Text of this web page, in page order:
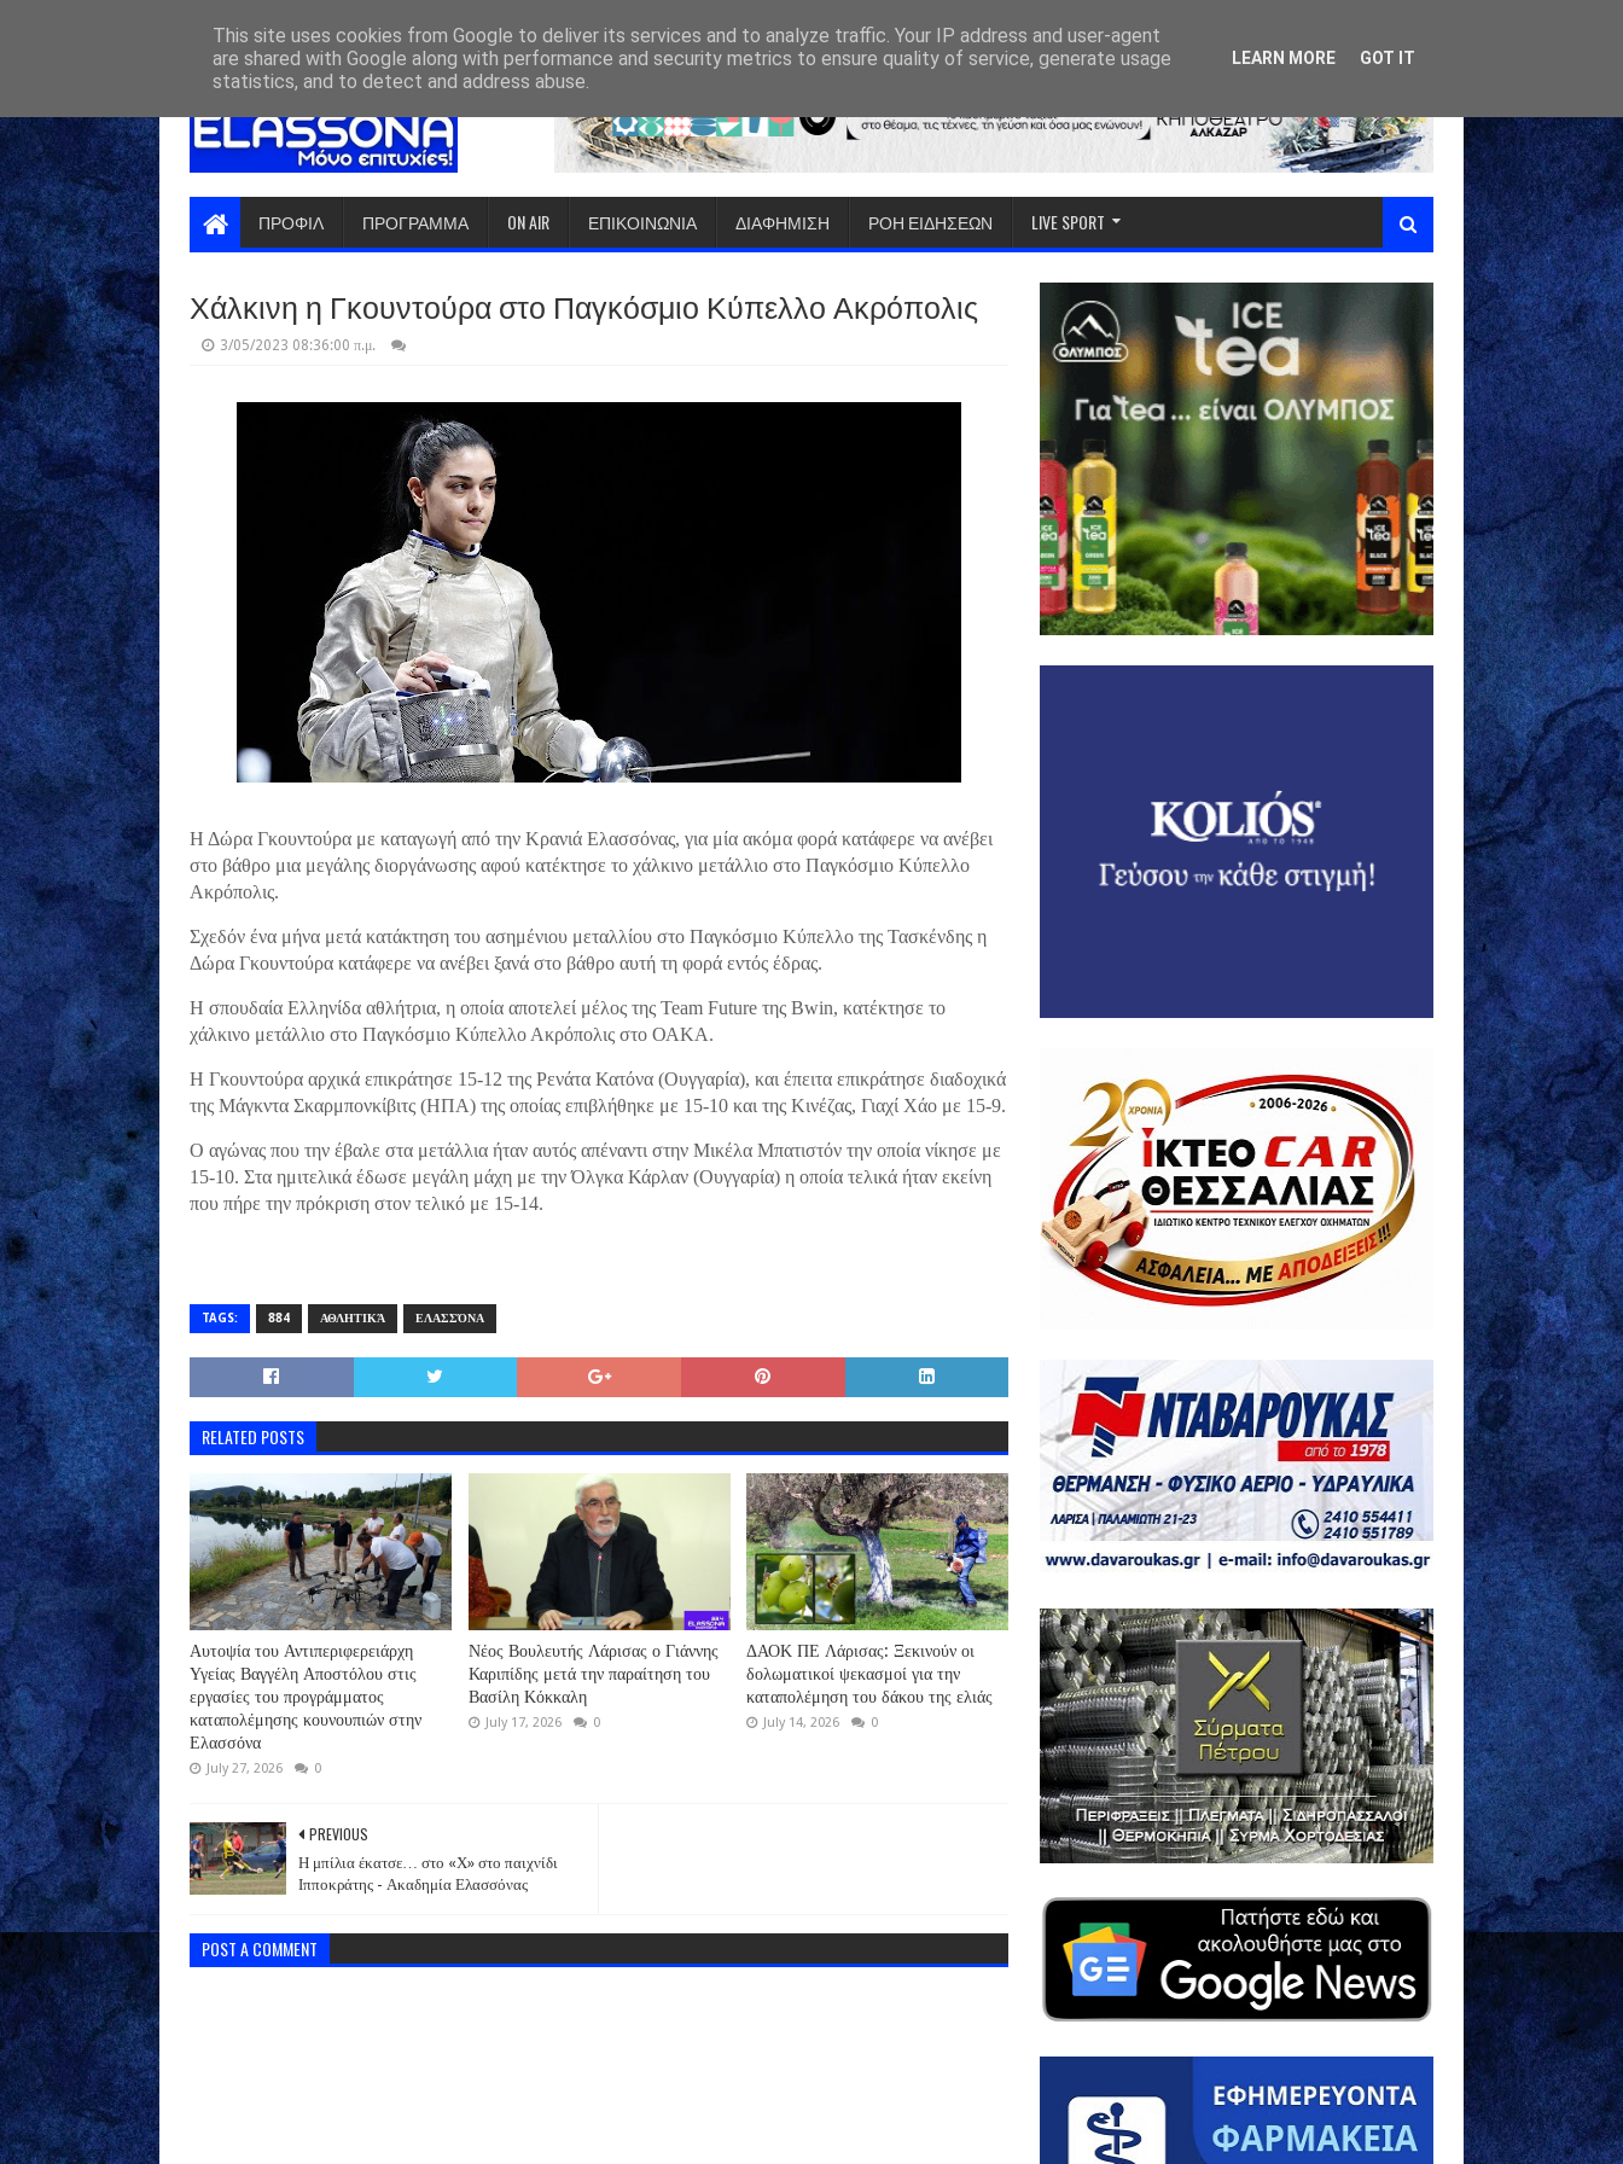
ΠΡΟΦΙΛ ΠΡΟΓΡΑΜΜΑ ON AIR ΕΠΙΚΟΙΝΩΝΙΑ ΔΙΑΦΗΜΙΣΗ ΡΟΗ ΕΙΔΗΣΕΩΝ LIVE SPORT
Χάλκινη η Γκουντούρα στο Παγκόσμιο Κύπελλο Ακρόπολις
3/05/2023 08:36:00 π.μ.
Η Δώρα Γκουντούρα με καταγωγή από την Κρανιά Ελασσόνας, για μία ακόμα φορά κατάφερε να ανέβει
στο βάθρο μια μεγάλης διοργάνωσης αφού κατέκτησε το χάλκινο μετάλλιο στο Παγκόσμιο Κύπελλο
Ακρόπολις.
Σχεδόν ένα μήνα μετά κατάκτηση του ασημένιου μεταλλίου στο Παγκόσμιο Κύπελλο της Τασκένδης η
Δώρα Γκουντούρα κατάφερε να ανέβει ξανά στο βάθρο αυτή τη φορά εντός έδρας.
Η σπουδαία Ελληνίδα αθλήτρια, η οποία αποτελεί μέλος της Team Future της Bwin, κατέκτησε το
χάλκινο μετάλλιο στο Παγκόσμιο Κύπελλο Ακρόπολις στο ΟΑΚΑ.
Η Γκουντούρα αρχικά επικράτησε 15-12 της Ρενάτα Κατόνα (Ουγγαρία), και έπειτα επικράτησε διαδοχικά
της Μάγκντα Σκαρμπονκίβιτς (ΗΠΑ) της οποίας επιβλήθηκε με 15-10 και της Κινέζας, Γιαχί Χάο με 15-9.
Ο αγώνας που την έβαλε στα μετάλλια ήταν αυτός απέναντι στην Μικέλα Μπατιστόν την οποία νίκησε με
15-10. Στα ημιτελικά έδωσε μεγάλη μάχη με την Όλγκα Κάρλαν (Ουγγαρία) η οποία τελικά ήταν εκείνη
που πήρε την πρόκριση στον τελικό με 15-14.
TAGS: 884 ΑΘΛΗΤΙΚΆ ΕΛΑΣΣΌΝΑ
RELATED POSTS
Αυτοψία του Αντιπεριφερειάρχη
Υγείας Βαγγέλη Αποστόλου στις
εργασίες του προγράμματος
καταπολέμησης κουνουπιών στην
Ελασσόνα
July 27, 2026 0
Νέος Βουλευτής Λάρισας ο Γιάννης
Καριπίδης μετά την παραίτηση του
Βασίλη Κόκκαλη
July 17, 2026 0
ΔΑΟΚ ΠΕ Λάρισας: Ξεκινούν οι
δολωματικοί ψεκασμοί για την
καταπολέμηση του δάκου της ελιάς
July 14, 2026 0
PREVIOUS
Η μπίλια έκατσε… στο «Χ» στο παιχνίδι
Ιπποκράτης - Ακαδημία Ελασσόνας
POST A COMMENT
This site uses cookies from Google to deliver its services and to analyze traffic. Your IP address and user-agent
are shared with Google along with performance and security metrics to ensure quality of service, generate usage
statistics, and to detect and address abuse.
LEARN MORE GOT IT